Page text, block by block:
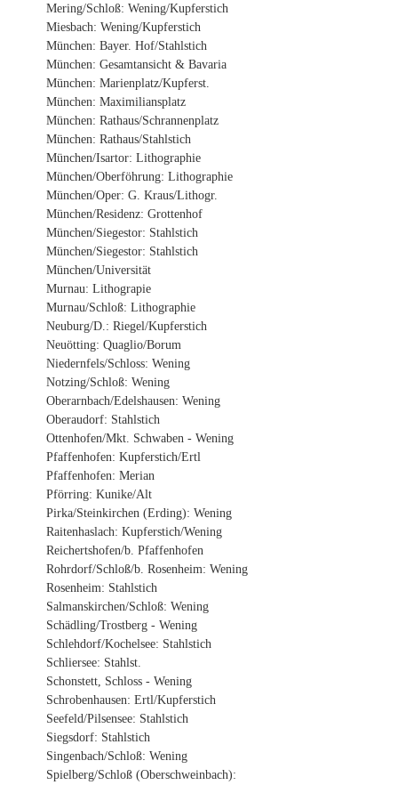
Mering/Schloß: Wening/Kupferstich
Miesbach: Wening/Kupferstich
München: Bayer. Hof/Stahlstich
München: Gesamtansicht & Bavaria
München: Marienplatz/Kupferst.
München: Maximiliansplatz
München: Rathaus/Schrannenplatz
München: Rathaus/Stahlstich
München/Isartor: Lithographie
München/Oberföhrung: Lithographie
München/Oper: G. Kraus/Lithogr.
München/Residenz: Grottenhof
München/Siegestor: Stahlstich
München/Siegestor: Stahlstich
München/Universität
Murnau: Lithograpie
Murnau/Schloß: Lithographie
Neuburg/D.: Riegel/Kupferstich
Neuötting: Quaglio/Borum
Niedernfels/Schloss: Wening
Notzing/Schloß: Wening
Oberarnbach/Edelshausen: Wening
Oberaudorf: Stahlstich
Ottenhofen/Mkt. Schwaben - Wening
Pfaffenhofen: Kupferstich/Ertl
Pfaffenhofen: Merian
Pförring: Kunike/Alt
Pirka/Steinkirchen (Erding): Wening
Raitenhaslach: Kupferstich/Wening
Reichertshofen/b. Pfaffenhofen
Rohrdorf/Schloß/b. Rosenheim: Wening
Rosenheim: Stahlstich
Salmanskirchen/Schloß: Wening
Schädling/Trostberg - Wening
Schlehdorf/Kochelsee: Stahlstich
Schliersee: Stahlst.
Schonstett, Schloss - Wening
Schrobenhausen: Ertl/Kupferstich
Seefeld/Pilsensee: Stahlstich
Siegsdorf: Stahlstich
Singenbach/Schloß: Wening
Spielberg/Schloß (Oberschweinbach):